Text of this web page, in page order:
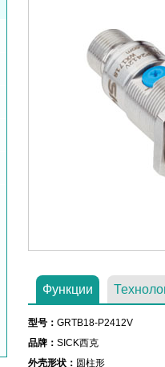
Функции
型号： GRTB18-P2412V
品牌： SICK西克
外壳形状： 圆柱形